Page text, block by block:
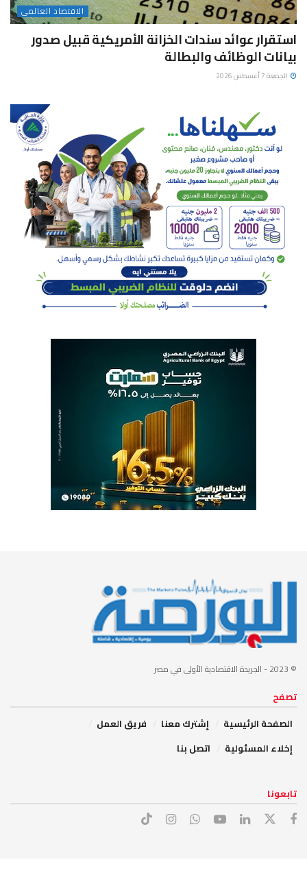
الاقتصاد العالمى
استقرار عوائد سندات الخزانة الأمريكية قبيل صدور
بيانات الوظائف والبطالة
الجمعة 7 أغسطس 2026
© 2023 - الجريدة الاقتصادية الأولى في مصر
تصفح
الصفحة الرئيسية
إشترك معنا
فريق العمل
إخلاء المسئولية
اتصل بنا
تابعونا